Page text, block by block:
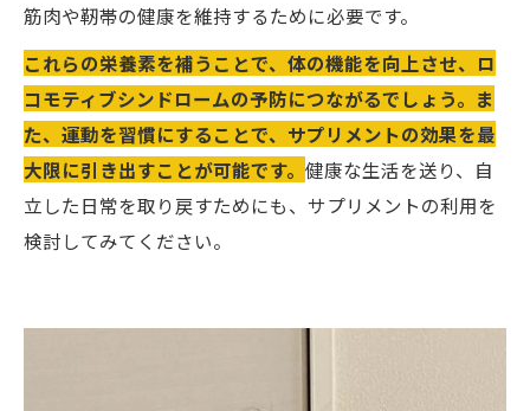
筋肉や靭帯の健康を維持するために必要です。
これらの栄養素を補うことで、体の機能を向上させ、ロ
コモティブシンドロームの予防につながるでしょう。ま
た、運動を習慣にすることで、サプリメントの効果を最
大限に引き出すことが可能です。 健康な生活を送り、自
立した日常を取り戻すためにも、サプリメントの利用を
検討してみてください。